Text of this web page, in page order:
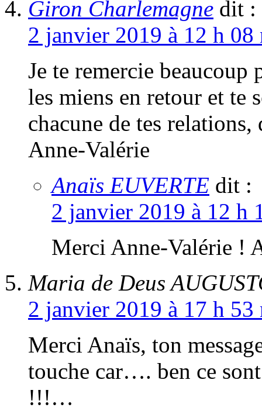
Giron Charlemagne dit :
2 janvier 2019 à 12 h 08
Je te remercie beaucoup
les miens en retour et te
chacune de tes relations,
Anne-Valérie
Anaïs EUVERTE dit :
2 janvier 2019 à 12 h
Merci Anne-Valérie !
Maria de Deus
2 janvier 2019 à 17 h 53
Merci Anaïs, ton
touche car…. ben ce
!!!…